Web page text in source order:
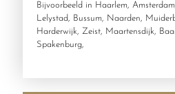
Bijvoorbeeld in Haarlem,
Lelystad, Bussum, Naarden,
Harderwijk, Zeist, Maartensdijk,
Spakenburg,